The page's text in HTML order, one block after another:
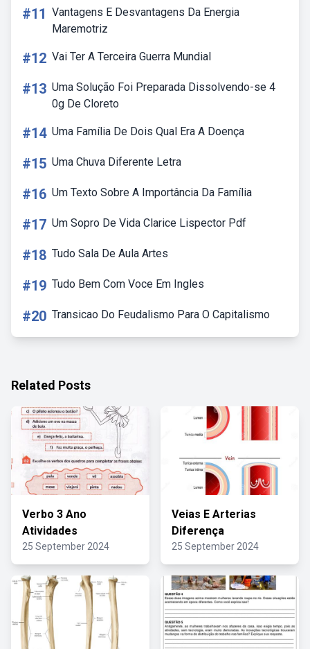
#11 Vantagens E Desvantagens Da Energia
Maremotriz
#12 Vai Ter A Terceira Guerra Mundial
#13 Uma Solução Foi Preparada Dissolvendo-se 4
0g De Cloreto
#14 Uma Família De Dois Qual Era A Doença
#15 Uma Chuva Diferente Letra
#16 Um Texto Sobre A Importância Da Família
#17 Um Sopro De Vida Clarice Lispector Pdf
#18 Tudo Sala De Aula Artes
#19 Tudo Bem Com Voce Em Ingles
#20 Transicao Do Feudalismo Para O Capitalismo
Related Posts
Verbo 3 Ano
Atividades
25 September 2024
Veias E Arterias
Diferença
25 September 2024